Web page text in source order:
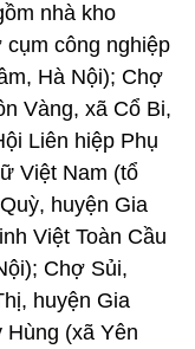
nhà kho
công nghiệp
Hà Nội); Chợ
Vàng, xã Cổ Bi,
Liên hiệp Phụ
Việt Nam (tổ
huyện Gia
Việt Toàn Cầu
Chợ Sủi,
huyện Gia
Hùng (xã Yên